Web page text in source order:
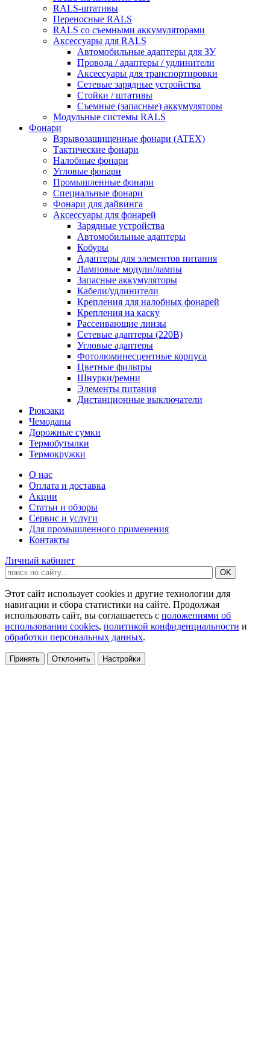
RALS-штативы
Переносные RALS
RALS со съемными аккумуляторами
Аксессуары для RALS
Автомобильные адаптеры для ЗУ
Провода / адаптеры / удлинители
Аксессуары для транспортировки
Сетевые зарядные устройства
Стойки / штативы
Съемные (запасные) аккумуляторы
Модульные системы RALS
Фонари
Взрывозащищенные фонари (ATEX)
Тактические фонари
Налобные фонари
Угловые фонари
Промышленные фонари
Специальные фонари
Фонари для дайвинга
Аксессуары для фонарей
Зарядные устройства
Автомобильные адаптеры
Кобуры
Адаптеры для элементов питания
Ламповые модули/лампы
Запасные аккумуляторы
Кабели/удлинители
Крепления для налобных фонарей
Крепления на каску
Рассеивающие линзы
Сетевые адаптеры (220В)
Угловые адаптеры
Фотолюминесцентные корпуса
Цветные фильтры
Шнурки/ремни
Элементы питания
Дистанционные выключатели
Рюкзаки
Чемоданы
Дорожные сумки
Термобутылки
Термокружки
О нас
Оплата и доставка
Акции
Статьи и обзоры
Сервис и услуги
Для промышленного применения
Контакты
Личный кабинет
Этот сайт использует cookies и другие технологии для
навигации и сбора статистики на сайте. Продолжая
использовать сайт, вы соглашаетесь с положениями об
использовании cookies, политикой конфиденциальности и
обработки персональных данных.
Принять Отклонить Настройки